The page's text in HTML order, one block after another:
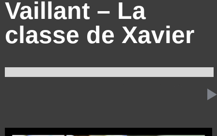
Vaillant – La
classe de Xavier